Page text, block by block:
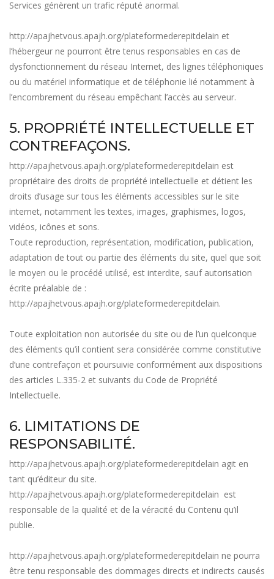
Services génèrent un trafic réputé anormal.
http://apajhetvous.apajh.org/plateformederepitdelain et
l’hébergeur ne pourront être tenus responsables en cas de
dysfonctionnement du réseau Internet, des lignes téléphoniques
ou du matériel informatique et de téléphonie lié notamment à
l’encombrement du réseau empêchant l’accès au serveur.
5. PROPRIÉTÉ INTELLECTUELLE ET
CONTREFAÇONS.
http://apajhetvous.apajh.org/plateformederepitdelain est
propriétaire des droits de propriété intellectuelle et détient les
droits d’usage sur tous les éléments accessibles sur le site
internet, notamment les textes, images, graphismes, logos,
vidéos, icônes et sons.
Toute reproduction, représentation, modification, publication,
adaptation de tout ou partie des éléments du site, quel que soit
le moyen ou le procédé utilisé, est interdite, sauf autorisation
écrite préalable de :
http://apajhetvous.apajh.org/plateformederepitdelain.
Toute exploitation non autorisée du site ou de l’un quelconque
des éléments qu’il contient sera considérée comme constitutive
d’une contrefaçon et poursuivie conformément aux dispositions
des articles L.335-2 et suivants du Code de Propriété
Intellectuelle.
6. LIMITATIONS DE
RESPONSABILITÉ.
http://apajhetvous.apajh.org/plateformederepitdelain agit en
tant qu’éditeur du site.
http://apajhetvous.apajh.org/plateformederepitdelain est
responsable de la qualité et de la véracité du Contenu qu’il
publie.
http://apajhetvous.apajh.org/plateformederepitdelain ne pourra
être tenu responsable des dommages directs et indirects causés